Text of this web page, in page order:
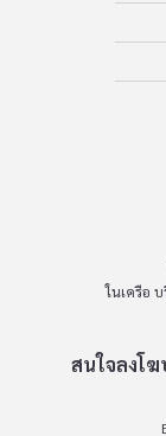
ในเครือ
สนใจลงโ